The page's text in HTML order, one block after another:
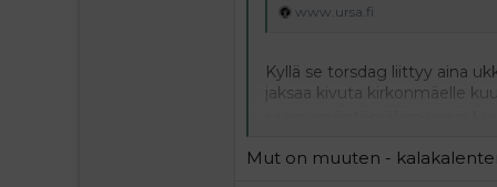
www.ursa.fi
Kyllä se torsdag liittyy aina
jaksaa kivuta kirkonmäelle
saarnaspöntössäkim usein
Mut on muuten -